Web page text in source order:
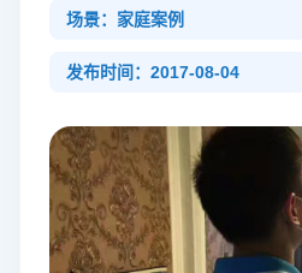
场景：家庭案例
发布时间：2017-08-04